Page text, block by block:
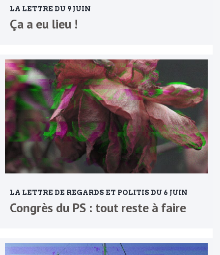
LA LETTRE DU 9 JUIN
Ça a eu lieu !
LA LETTRE DE REGARDS ET POLITIS DU 6 JUIN
Congrès du PS : tout reste à faire